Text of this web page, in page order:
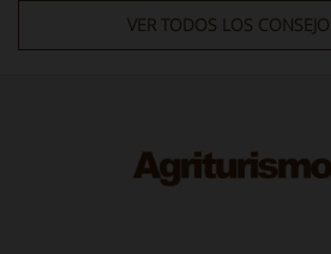
VER TODOS LOS